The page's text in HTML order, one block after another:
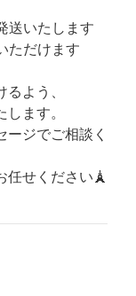
送いたします
ただけます
よう、
ます。
ジでご相談く
任せください🗼